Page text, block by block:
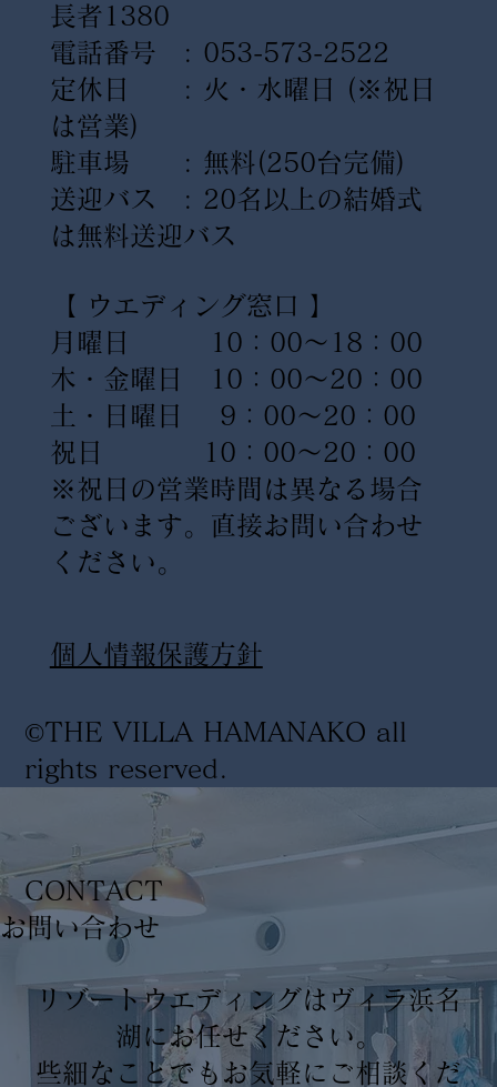
©THE VILLA HAMANAKO all
rights reserved .
長者1380
電話番号 : 053-573-2522
定休日 : 火・水曜日
(※祝日
は営業)
駐車場 : 無料(250台完備)
送迎バス : 20名以上の結婚式
は無料送迎バス
​個人情報保護方針
【 ウエディング窓口 】
月曜日 10：00〜18：00
木・金曜日 10：00〜20：00
土・日曜日 9：00〜20：00
祝日 10：00〜20：00
※祝日の営業時間は異なる場合
ございます。直接お問い合わせ
ください。
リゾートウエディングはヴィラ浜名
湖にお任せください。
些細なことでもお気軽にご相談くだ
CONTACT
​お問い合わせ